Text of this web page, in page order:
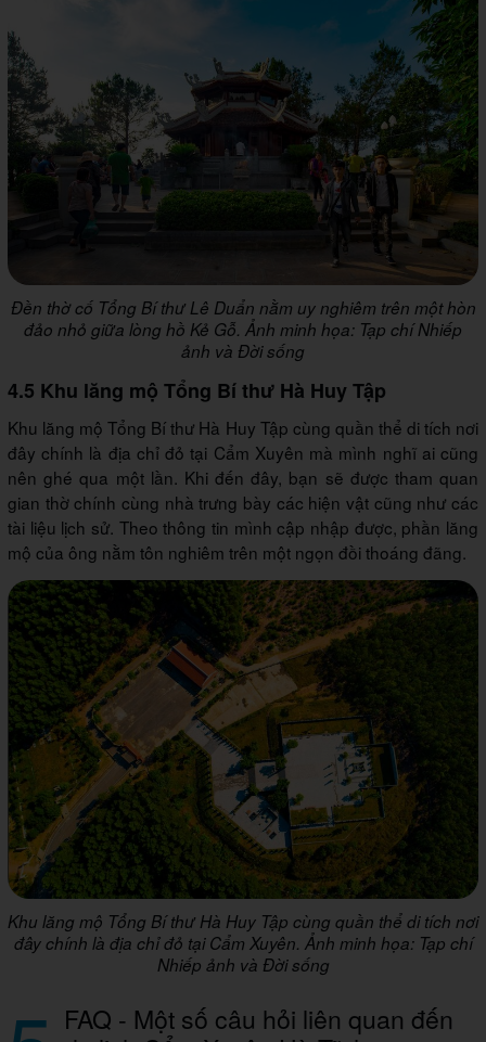
Đền thờ cố Tổng Bí thư Lê Duẩn nằm uy nghiêm trên một hòn
đảo nhỏ giữa lòng hồ Kẻ Gỗ. Ảnh minh họa: Tạp chí Nhiếp
ảnh và Đời sống
4.5 Khu lăng mộ Tổng Bí thư Hà Huy Tập
Khu lăng mộ Tổng Bí thư Hà Huy Tập cùng quần thể di tích nơi
đây chính là địa chỉ đỏ tại Cẩm Xuyên mà mình nghĩ ai cũng
nên ghé qua một lần. Khi đến đây, bạn sẽ được tham quan
gian thờ chính cùng nhà trưng bày các hiện vật cũng như các
tài liệu lịch sử. Theo thông tin mình cập nhập được, phần lăng
mộ của ông nằm tôn nghiêm trên một ngọn đồi thoáng đãng.
Khu lăng mộ Tổng Bí thư Hà Huy Tập cùng quần thể di tích nơi
đây chính là địa chỉ đỏ tại Cẩm Xuyên. Ảnh minh họa: Tạp chí
Nhiếp ảnh và Đời sống
FAQ - Một số câu hỏi liên quan đến